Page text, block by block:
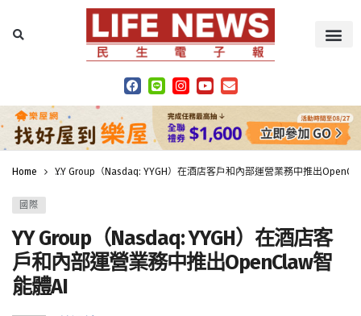
Home YY Group（Nasdaq: YYGH）在酒店客戶和內部運營業務中推出
國際
YY Group（Nasdaq: YYGH）在酒店客
戶和內部運營業務中推出OpenClaw智
能體AI